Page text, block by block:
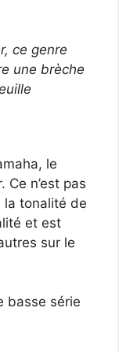
ce genre
une brèche
le
Ce n’est pas
la tonalité de
et est
sur le